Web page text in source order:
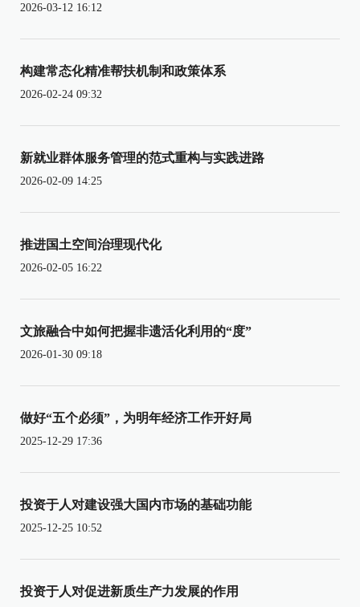
2026-03-12 16:12
构建常态化精准帮扶机制和政策体系
2026-02-24 09:32
新就业群体服务管理的范式重构与实践进路
2026-02-09 14:25
推进国土空间治理现代化
2026-02-05 16:22
文旅融合中如何把握非遗活化利用的“度”
2026-01-30 09:18
做好“五个必须”，为明年经济工作开好局
2025-12-29 17:36
投资于人对建设强大国内市场的基础功能
2025-12-25 10:52
投资于人对促进新质生产力发展的作用